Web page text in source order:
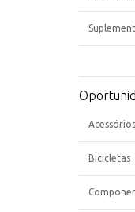
Acessórios
Bicicletas